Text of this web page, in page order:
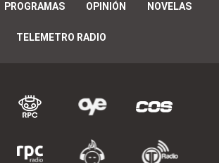
PROGRAMAS OPINIÓN NOVELAS
TELEMETRO RADIO